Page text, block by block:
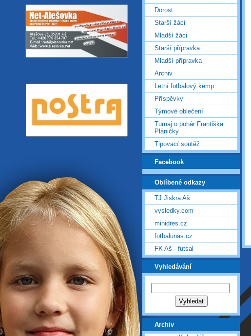
Dorost
Starší žáci
Mladší žáci
Starší přípravka
Mladší přípravka
Archiv
Letní fotbalový kemp
Příspěvky
Týmové oblečení
Turnaj o pohár Františka
Pláničky
Tipovací soutěž
Facebook
Oblíbené odkazy
TJ Jiskra Aš
vysledky.com
minidres.cz
fotbalunas.cz
FK Aš - futsal
Vyhledávání
Archiv